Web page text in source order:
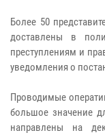
Более 50
доставлены в
преступлениям и
уведомления о
Проводимые
большое значение
направлены на